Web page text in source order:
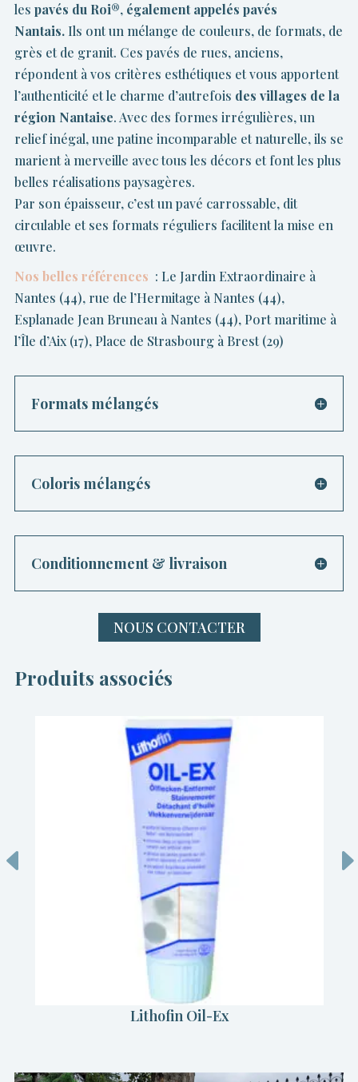
les pavés du Roi®, également appelés pavés
Nantais. Ils ont un mélange de couleurs, de formats, de
grès et de granit. Ces pavés de rues, anciens,
répondent à vos critères esthétiques et vous apportent
l’authenticité et le charme d’autrefois des villages de la
région Nantaise. Avec des formes irrégulières, un
relief inégal, une patine incomparable et naturelle, ils se
marient à merveille avec tous les décors et font les plus
belles réalisations paysagères.
Par son épaisseur, c’est un pavé carrossable, dit
circulable et ses formats réguliers facilitent la mise en
œuvre.
Nos belles références : Le Jardin Extraordinaire à
Nantes (44), rue de l’Hermitage à Nantes (44),
Esplanade Jean Bruneau à Nantes (44), Port maritime à
l’Île d’Aix (17), Place de Strasbourg à Brest (29)
Formats mélangés
Coloris mélangés
Conditionnement & livraison
NOUS CONTACTER
Produits associés
Lithofin Oil-Ex